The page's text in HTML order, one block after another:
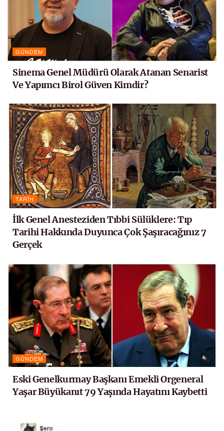
GÜNDEM
Sinema Genel Müdürü Olarak Atanan Senarist
Ve Yapımcı Birol Güven Kimdir?
TARIH
İlk Genel Anesteziden Tıbbi Sülüklere: Tıp
Tarihi Hakkında Duyunca Çok Şaşıracağınız 7
Gerçek
GÜNDEM
Eski Genelkurmay Başkanı Emekli Orgeneral
Yaşar Büyükanıt 79 Yaşında Hayatını Kaybetti